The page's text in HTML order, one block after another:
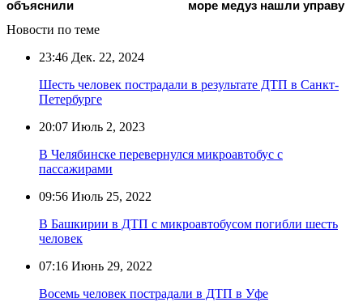
объяснили
море медуз нашли управу
Новости по теме
23:46 Дек. 22, 2024
Шесть человек пострадали в результате ДТП в Санкт-
Петербурге
20:07 Июль 2, 2023
В Челябинске перевернулся микроавтобус с
пассажирами
09:56 Июль 25, 2022
В Башкирии в ДТП с микроавтобусом погибли шесть
человек
07:16 Июнь 29, 2022
Восемь человек пострадали в ДТП в Уфе